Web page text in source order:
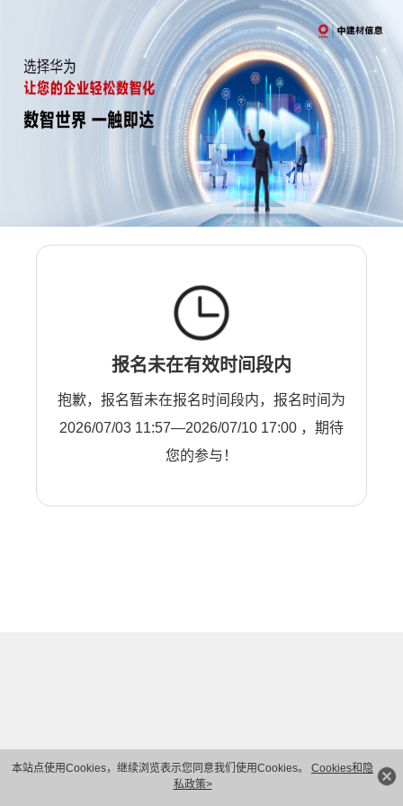
本站点使用Cookies，继续浏览表示您同意我们使用Cookies。 Cookies和隐
私政策>
报名未在有效时间段内
抱歉，报名暂未在报名时间段内，报名时间为
2026/07/03 11:57—2026/07/10 17:00 ，期待
您的参与！